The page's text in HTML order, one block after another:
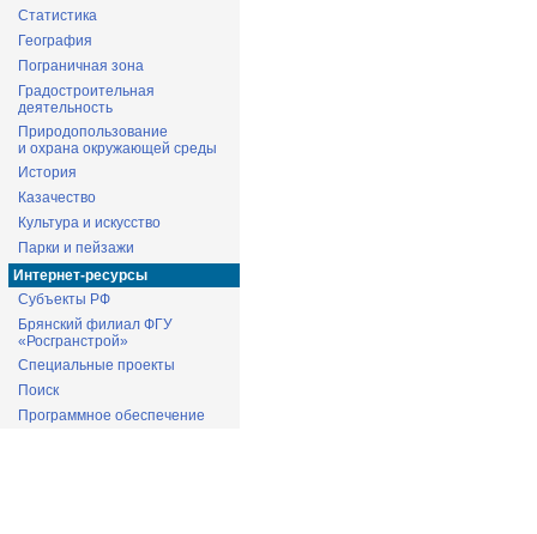
Статистика
География
Пограничная зона
Градостроительная
деятельность
Природопользование
и охрана окружающей среды
История
Казачество
Культура и искусство
Парки и пейзажи
Интернет-ресурсы
Субъекты РФ
Брянский филиал ФГУ
«Росгранстрой»
Специальные проекты
Поиск
Программное обеспечение